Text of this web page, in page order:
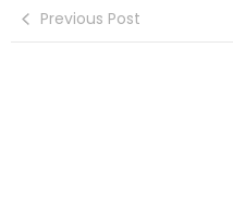
Previous Post